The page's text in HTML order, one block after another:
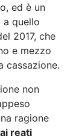
ed è un
quello
2017, che
e mezzo
cassazione.
non
ragione
reati